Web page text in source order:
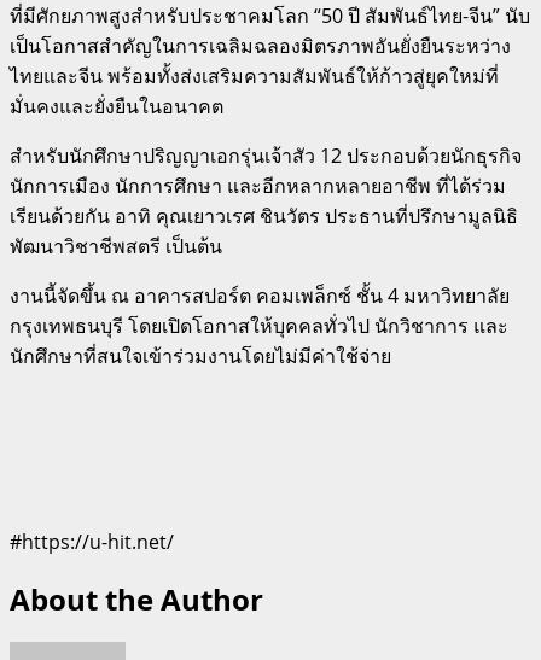
ที่มีศักยภาพสูงสำหรับประชาคมโลก “50 ปี สัมพันธ์ไทย-จีน” นับ
เป็นโอกาสสำคัญในการเฉลิมฉลองมิตรภาพอันยั่งยืนระหว่าง
ไทยและจีน พร้อมทั้งส่งเสริมความสัมพันธ์ให้ก้าวสู่ยุคใหม่ที่
มั่นคงและยั่งยืนในอนาคต
สำหรับนักศึกษาปริญญาเอกรุ่นเจ้าสัว 12 ประกอบด้วยนักธุรกิจ
นักการเมือง นักการศึกษา และอีกหลากหลายอาชีพ ที่ได้ร่วม
เรียนด้วยกัน อาทิ คุณเยาวเรศ ชินวัตร ประธานที่ปรึกษามูลนิธิ
พัฒนาวิชาชีพสตรี เป็นต้น
งานนี้จัดขึ้น ณ อาคารสปอร์ต คอมเพล็กซ์ ชั้น 4 มหาวิทยาลัย
กรุงเทพธนบุรี โดยเปิดโอกาสให้บุคคลทั่วไป นักวิชาการ และ
นักศึกษาที่สนใจเข้าร่วมงานโดยไม่มีค่าใช้จ่าย
#https://u-hit.net/
About the Author